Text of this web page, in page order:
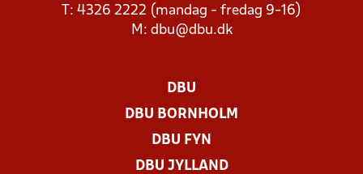
T: 4326 2222 (mandag - fredag 9-16)
M: dbu@dbu.dk
DBU
DBU BORNHOLM
DBU FYN
DBU JYLLAND